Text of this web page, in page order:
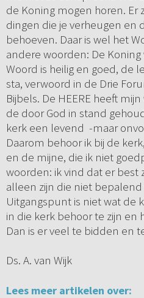
de Koning mogen horen. Er
dingen die je verheugen en
behoeven. Daar is wel het
andere woorden: De Koning
Woord is heilig en goed, de
sta, verwoord in de Drie
Bijbels. De HEERE heeft
de door God in stand
kerk een levend -maar
Daarom behoor ik bij de
en de mijne, die ik niet
woorden: ik vind dat er best
alleen zijn die niet
Uitgangspunt is niet wat de
in die kerk behoor te zijn en
Dan is er veel te bidden en
Ds. A. van Wijk
Lees meer artikelen over: